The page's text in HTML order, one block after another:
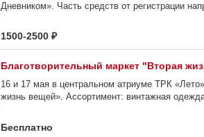
Дневником». Часть средств от регистрации
1500-2500 ₽
Благотворительный маркет "Вторая
16 и 17 мая в центральном атриуме ТРК
жизнь вещей». Ассортимент: винтажная
Бесплатно